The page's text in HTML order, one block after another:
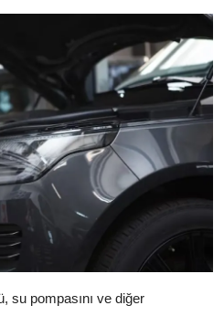
su pompasını ve diğer